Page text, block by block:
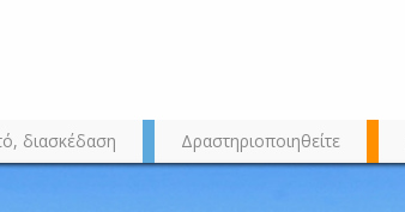
διασκέδαση Δραστηριοποιηθείτε